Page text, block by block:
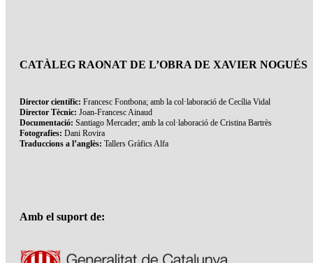
CATÀLEG RAONAT DE L’OBRA DE XAVIER NOGUÉS
Director científic: Francesc Fontbona; amb la col·laboració de Cecília Vidal
Director Tècnic: Joan-Francesc Ainaud
Documentació: Santiago Mercader; amb la col·laboració de Cristina Bartrès
Fotografies: Dani Rovira
Traduccions a l’anglès: Tallers Gràfics Alfa
Amb el suport de: